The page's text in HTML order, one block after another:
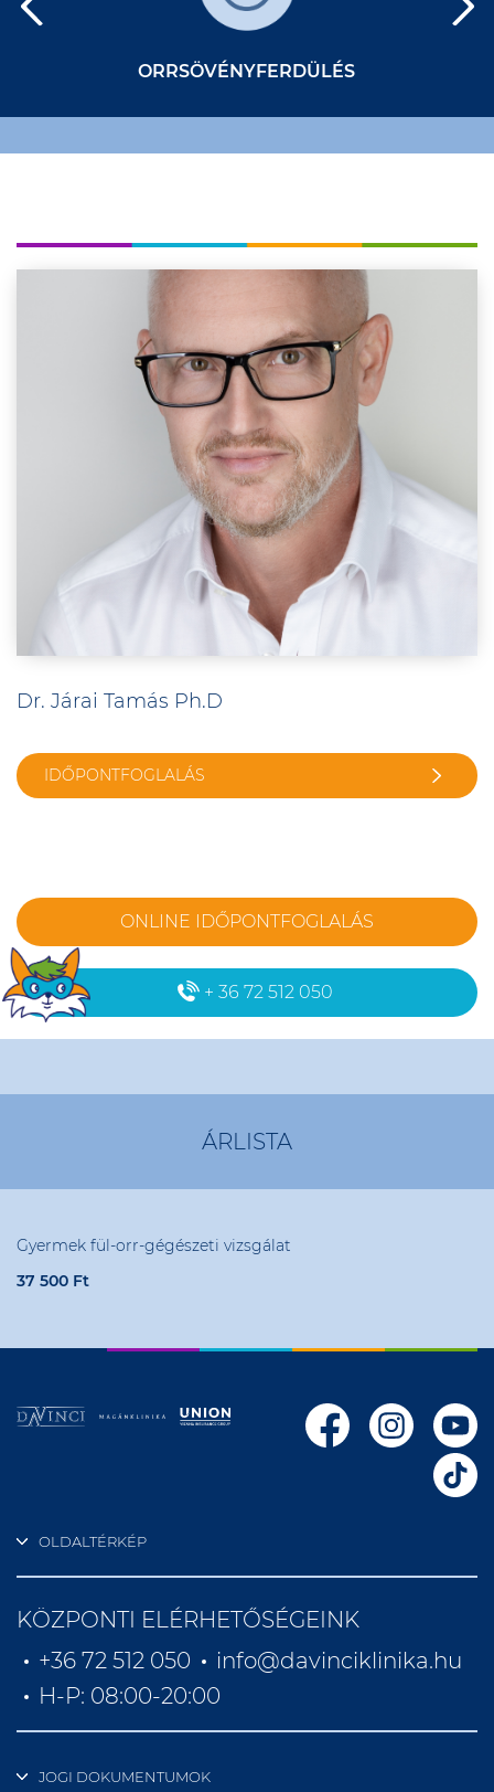
ORRSÖVÉNYFERDÜLÉS
Dr. Járai Tamás Ph.D
IDŐPONTFOGLALÁS
ONLINE IDŐPONTFOGLALÁS
+ 36 72 512 050
ÁRLISTA
Gyermek fül-orr-gégészeti vizsgálat
37 500 Ft
OLDALTÉRKÉP
KÖZPONTI ELÉRHETŐSÉGEINK
+36 72 512 050
info@davinciklinika.hu
H-P: 08:00-20:00
JOGI DOKUMENTUMOK